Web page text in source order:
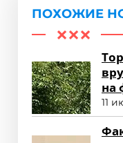
ПОХОЖИЕ
на
11